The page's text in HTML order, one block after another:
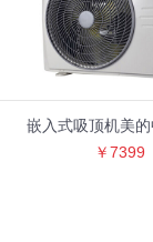
嵌入式吸顶机美
￥7399